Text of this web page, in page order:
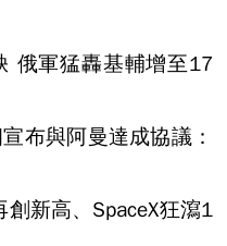
俄軍猛轟基輔增至17
布與阿曼達成協議：
新高、SpaceX狂瀉1